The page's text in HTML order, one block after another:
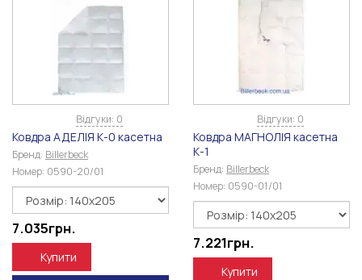
Відгуки: 0
Ковдра АДЕЛІЯ К-0 касетна
Бренд: Billerbeck
Номер: 0590-20/01
7.035грн.
Купити
Відгуки: 0
Ковдра МАГНОЛІЯ касетна
К-1
Бренд: Billerbeck
Номер: 0590-01/01
7.221грн.
Купити